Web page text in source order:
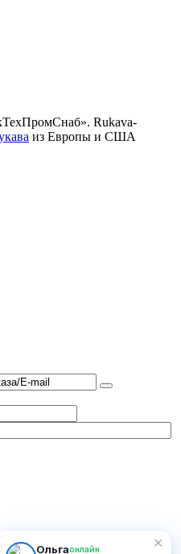
Rukava-
из Европы и США
Ольгаонлайн ✕